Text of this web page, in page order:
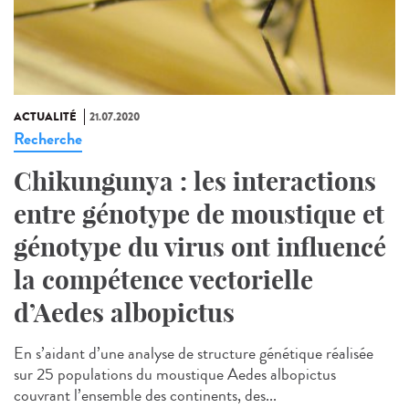
ACTUALITÉ 21.07.2020
Recherche
Chikungunya : les interactions
entre génotype de moustique et
génotype du virus ont influencé
la compétence vectorielle
d’Aedes albopictus
En s’aidant d’une analyse de structure génétique réalisée
sur 25 populations du moustique Aedes albopictus
couvrant l’ensemble des continents, des...